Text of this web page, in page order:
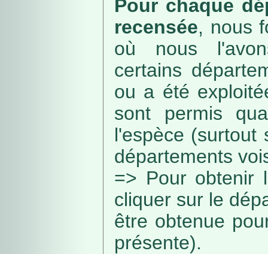
Pour chaque
recensée, nous
où nous
certains
ou a été
sont permis
l'espèce (surtout
départements
=> Pour obtenir
cliquer sur le
être obtenue
présente).